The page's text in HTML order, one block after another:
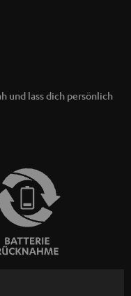
und lass dich persönlich